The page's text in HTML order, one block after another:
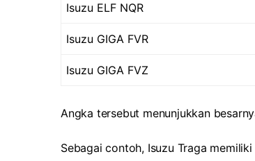
Isuzu ELF NQR
Isuzu GIGA FVR
Isuzu GIGA FVZ
Angka tersebut menunjukkan
Sebagai contoh, Isuzu Traga